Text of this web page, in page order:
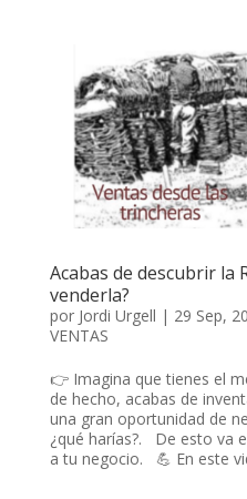
Acabas de descubrir la
venderla?
por Jordi Urgell | 29 Sep,
VENTAS
👉 Imagina que tienes el
de hecho, acabas de
una gran oportunidad de
¿qué harías?. De esto va
a tu negocio. 💪 En este